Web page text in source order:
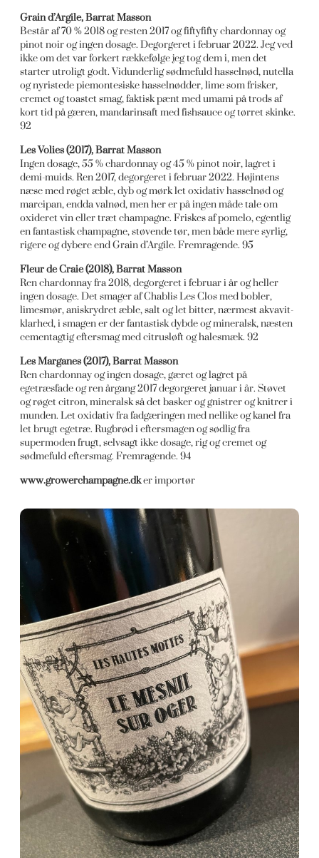
Grain d’Argile, Barrat Masson
Består af 70 % 2018 og resten 2017 og fiftyfifty chardonnay og
pinot noir og ingen dosage. Degorgeret i februar 2022. Jeg ved
ikke om det var forkert rækkefølge jeg tog dem i, men det
starter utroligt godt. Vidunderlig sødmefuld hasselnød, nutella
og nyristede piemontesiske hasselnødder, lime som frisker,
cremet og toastet smag, faktisk pænt med umami på trods af
kort tid på gæren, mandarinsaft med fishsauce og tørret skinke.
92
Les Volies (2017), Barrat Masson
Ingen dosage, 55 % chardonnay og 45 % pinot noir, lagret i
demi-muids. Ren 2017, degorgeret i februar 2022. Højintens
næse med røget æble, dyb og mørk let oxidativ hasselnød og
marcipan, endda valnød, men her er på ingen måde tale om
oxideret vin eller træt champagne. Friskes af pomelo, egentlig
en fantastisk champagne, støvende tør, men både mere syrlig,
rigere og dybere end Grain d’Argile. Fremragende. 95
Fleur de Craie (2018), Barrat Masson
Ren chardonnay fra 2018, degorgeret i februar i år og heller
ingen dosage. Det smager af Chablis Les Clos med bobler,
limesmør, aniskrydret æble, salt og let bitter, nærmest akvavit-
klarhed, i smagen er der fantastisk dybde og mineralsk, næsten
cementagtig eftersmag med citrusløft og halesmæk. 92
Les Marganes (2017), Barrat Masson
Ren chardonnay og ingen dosage, gæret og lagret på
egetræsfade og ren årgang 2017 degorgeret januar i år. Støvet
og røget citron, mineralsk så det basker og gnistrer og knitrer i
munden. Let oxidativ fra fadgæringen med nellike og kanel fra
let brugt egetræ. Rugbrød i eftersmagen og sødlig fra
supermoden frugt, selvsagt ikke dosage, rig og cremet og
sødmefuld eftersmag. Fremragende. 94
www.growerchampagne.dker importør